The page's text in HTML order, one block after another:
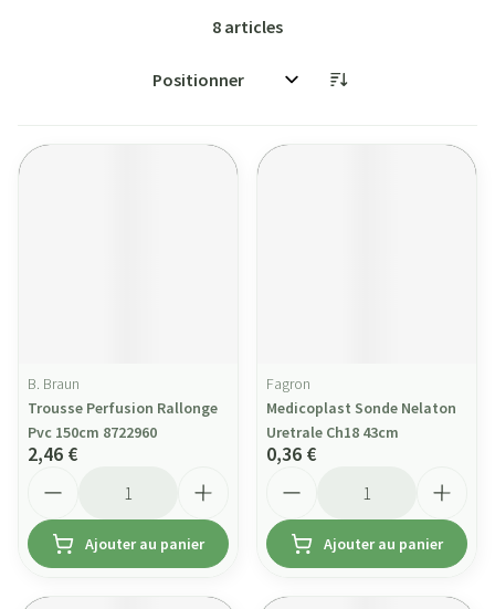
8 articles
Trier par:
B. Braun
Trousse Perfusion Rallonge
Pvc 150cm 8722960
2,46 €
Ajouter au panier
Fagron
Medicoplast Sonde Nelaton
Uretrale Ch18 43cm
0,36 €
Ajouter au panier